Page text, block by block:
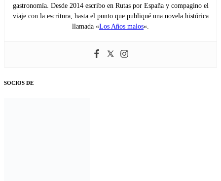
gastronomía. Desde 2014 escribo en Rutas por España y compagino el
viaje con la escritura, hasta el punto que publiqué una novela histórica
llamada «Los Años malos«.
SOCIOS DE